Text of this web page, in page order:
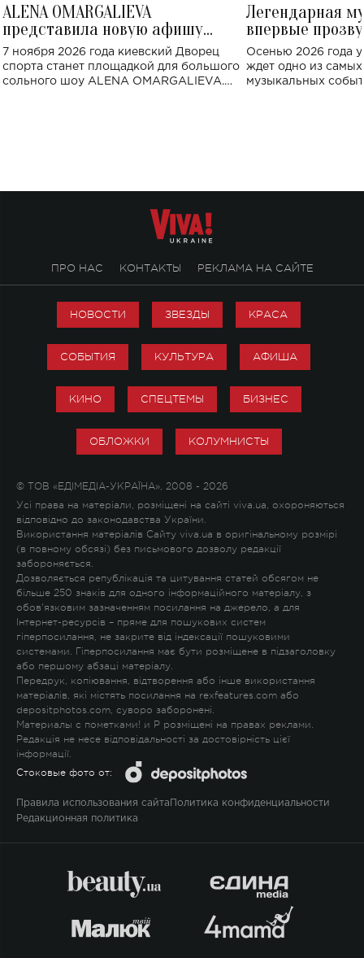
ALENA OMARGALIEVA
представила новую афишу
большого концерта во Дворце
спорта
7 ноября 2026 года киевский Дворец
спорта станет площадкой для большого
сольного шоу ALENA OMARGALIEVA.
Легендарная
впервые
Украине: где
Осенью 2026 года
ждет одно из
музыкальных
ПРО НАС КОНТАКТЫ РЕКЛАМА НА САЙТЕ
НОВОСТИ ЗВЕЗДЫ КРАСА
СОБЫТИЯ КУЛЬТУРА АФИША
КИНО СПЕЦТЕМЫ БИЗНЕС
ОБЛОЖКИ КОЛУМНИСТЫ
© ТОВ «ЕДІМЕДІА-УКРАЇНА», 2008 - 2026
Усі права на матеріали, розміщені на сайті viva.ua, охороняються
відповідно до законодавства України.
Використання матеріалів Сайту viva.ua в оригінальному розмірі
(в повному обсязі) без письмового дозволу редакції
забороняється.
Дозволяється републікація та цитування статей обсягом не
більше 250 знаків для одного інформаційного матеріалу, з
обов'язковим зазначенням посилання на джерело, а для
Інтернет-ресурсів – пряме для пошукових систем
гіперпосилання, не закрите від індексації пошуковими
системами. Гіперпосилання має бути розміщене в підзаголовку
або першому абзаці матеріалу.
Передрук, копіювання, відтворення або інше використання
матеріалів, які містять посилання на rexfeatures.com або
depositphotos.com, суворо заборонені.
Материалы с пометками! и P розміщені на правах реклами.
Редакція не несе відповідальності за достовірність цієї
інформації.
Стоковые фото от:
Правила использования сайта Политика конфиденциальности
Редакционная политика